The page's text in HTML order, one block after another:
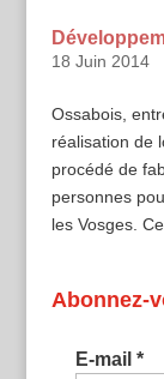
18 Juin 2014
Ossabois,
réalisation de
procédé de
personnes
les Vosges.
Abonnez-
E-mail *